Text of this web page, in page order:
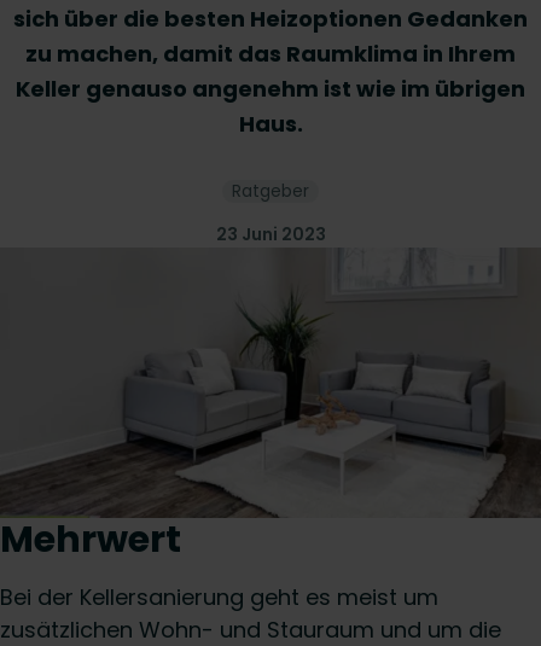
sich über die besten Heizoptionen Gedanken
zu machen, damit das Raumklima in Ihrem
Keller genauso angenehm ist wie im übrigen
Haus.
Ratgeber
23 Juni 2023
Mehrwert
Bei der Kellersanierung geht es meist um
zusätzlichen Wohn- und Stauraum und um die